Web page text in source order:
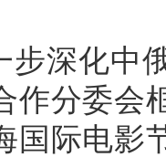
步深化中
作分委会
国际电影